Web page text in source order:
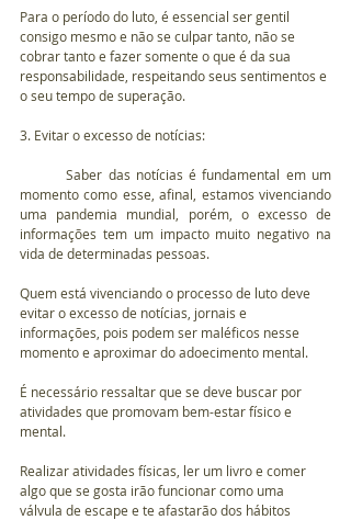
Para o período do luto, é essencial ser gentil
consigo mesmo e não se culpar tanto, não se
cobrar tanto e fazer somente o que é da sua
responsabilidade, respeitando seus sentimentos e
o seu tempo de superação.
3. Evitar o excesso de notícias:
	Saber das notícias é fundamental em um
momento como esse, afinal, estamos vivenciando
uma pandemia mundial, porém, o excesso de
informações tem um impacto muito negativo na
vida de determinadas pessoas.
Quem está vivenciando o processo de luto deve
evitar o excesso de notícias, jornais e
informações, pois podem ser maléficos nesse
momento e aproximar do adoecimento mental.
É necessário ressaltar que se deve buscar por
atividades que promovam bem-estar físico e
mental.
Realizar atividades físicas, ler um livro e comer
algo que se gosta irão funcionar como uma
válvula de escape e te afastarão dos hábitos